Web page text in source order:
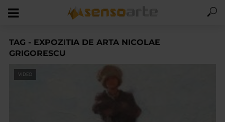
TAG - EXPOZITIA DE ARTA NICOLAE
GRIGORESCU
VIDEO